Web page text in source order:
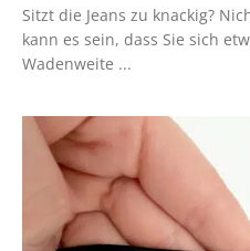
Sitzt die Jeans zu knackig?
kann es sein, dass Sie sich
Wadenweite ...